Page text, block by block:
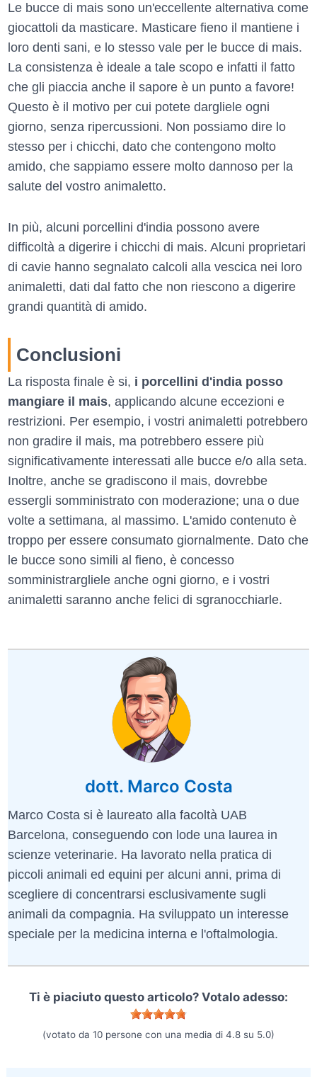
Le bucce di mais sono un'eccellente alternativa come
giocattoli da masticare. Masticare fieno il mantiene i
loro denti sani, e lo stesso vale per le bucce di mais.
La consistenza è ideale a tale scopo e infatti il fatto
che gli piaccia anche il sapore è un punto a favore!
Questo è il motivo per cui potete dargliele ogni
giorno, senza ripercussioni. Non possiamo dire lo
stesso per i chicchi, dato che contengono molto
amido, che sappiamo essere molto dannoso per la
salute del vostro animaletto.
In più, alcuni porcellini d'india possono avere
difficoltà a digerire i chicchi di mais. Alcuni proprietari
di cavie hanno segnalato calcoli alla vescica nei loro
animaletti, dati dal fatto che non riescono a digerire
grandi quantità di amido.
Conclusioni
La risposta finale è si, i porcellini d'india posso
mangiare il mais, applicando alcune eccezioni e
restrizioni. Per esempio, i vostri animaletti potrebbero
non gradire il mais, ma potrebbero essere più
significativamente interessati alle bucce e/o alla seta.
Inoltre, anche se gradiscono il mais, dovrebbe
essergli somministrato con moderazione; una o due
volte a settimana, al massimo. L'amido contenuto è
troppo per essere consumato giornalmente. Dato che
le bucce sono simili al fieno, è concesso
somministrargliele anche ogni giorno, e i vostri
animaletti saranno anche felici di sgranocchiarle.
dott. Marco Costa
Marco Costa si è laureato alla facoltà UAB
Barcelona, conseguendo con lode una laurea in
scienze veterinarie. Ha lavorato nella pratica di
piccoli animali ed equini per alcuni anni, prima di
scegliere di concentrarsi esclusivamente sugli
animali da compagnia. Ha sviluppato un interesse
speciale per la medicina interna e l'oftalmologia.
Ti è piaciuto questo articolo? Votalo adesso:
(votato da 10 persone con una media di 4.8 su 5.0)